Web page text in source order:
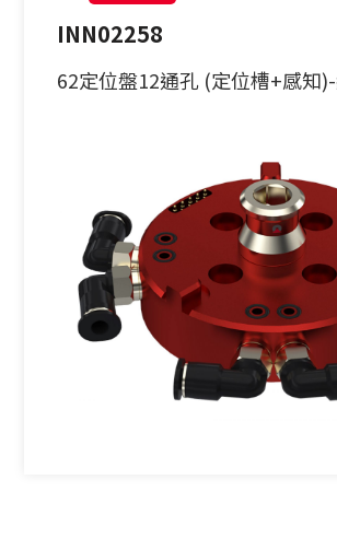
INN02258
62定位盤12通孔 (定位槽+感知